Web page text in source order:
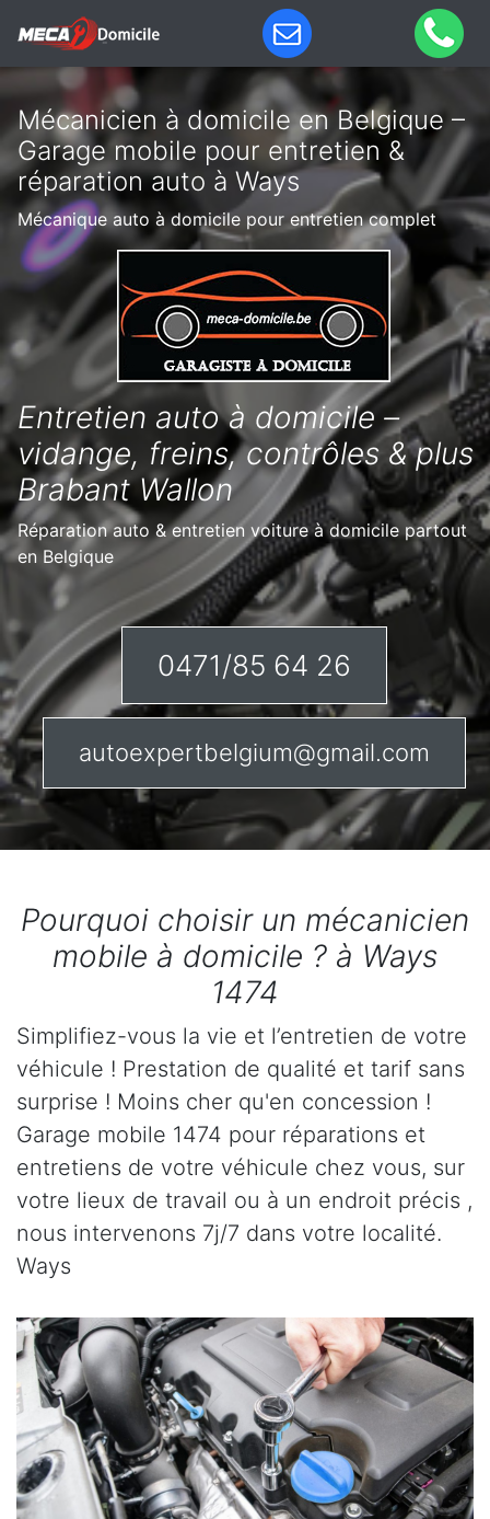
Mécanicien à domicile en Belgique –
Garage mobile pour entretien &
réparation auto à Ways
Mécanique auto à domicile pour entretien complet
Entretien auto à domicile –
vidange, freins, contrôles & plus
Brabant Wallon
Réparation auto & entretien voiture à domicile partout
en Belgique
0471/85 64 26
autoexpertbelgium@gmail.com
Pourquoi choisir un mécanicien
mobile à domicile ? à Ways
1474
Simplifiez-vous la vie et l’entretien de votre
véhicule ! Prestation de qualité et tarif sans
surprise ! Moins cher qu'en concession !
Garage mobile 1474 pour réparations et
entretiens de votre véhicule chez vous, sur
votre lieux de travail ou à un endroit précis ,
nous intervenons 7j/7 dans votre localité.
Ways